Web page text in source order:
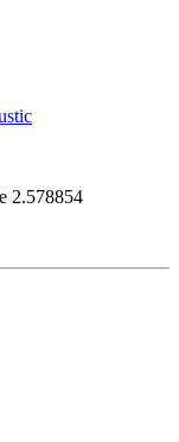
2.578854